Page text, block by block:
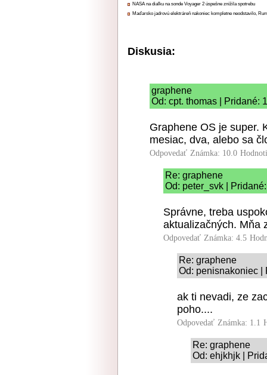
NASA na diaľku na sonde Voyager 2 úspešne znížila spotrebu
Maďarsko jadrovú elektráreň nakoniec kompletne neodstavilo,
Diskusia:
graphene
Od: cpt. thomas | Pridané:
Graphene OS je super.
mesiac, dva, alebo sa
Odpovedať Známka: 10.0
Re: graphene
Od: peter_svk |
Správne, treba
aktualizačných. Mňa
Odpovedať Známka: 4.5
Re: graphene
Od: penisnakoniec |
ak ti nevadi, ze
poho....
Odpovedať Známka: 1.1
Re: graphene
Od: ehjkhjk |